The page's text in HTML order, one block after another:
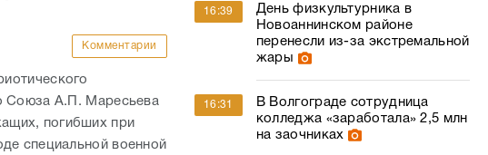
Комментарии
Союза А.П. Маресьева
погибших при
специальной военной
16:39
День физкультурника в
Новоаннинском районе
перенесли из-за экстремальной
жары
16:31
В Волгограде сотрудница
колледжа «заработала» 2,5 млн
на заочниках